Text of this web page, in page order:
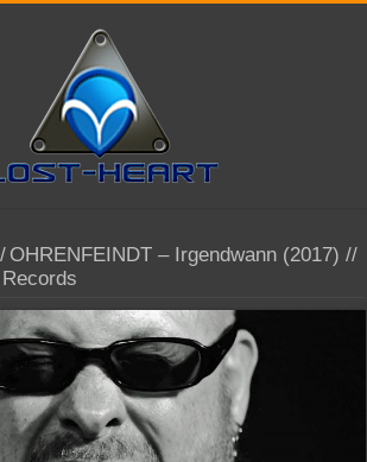
/ OHRENFEINDT – Irgendwann (2017) //